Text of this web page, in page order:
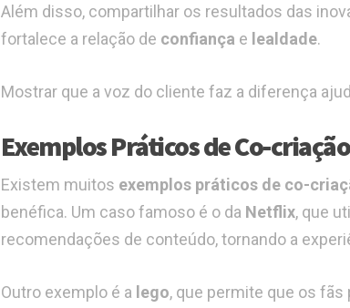
Além disso, compartilhar os resultados das
fortalece a relação de confiança e lealdade.
Mostrar que a voz do cliente faz a diferença
Exemplos Práticos de Co-criação
Existem muitos exemplos práticos de co-
benéfica. Um caso famoso é o da Netflix, que
recomendações de conteúdo, tornando a
Outro exemplo é a lego, que permite que os